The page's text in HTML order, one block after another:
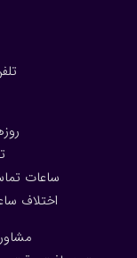
ساعات تماس: 10 شب تا 5 صبح به
اختلاف